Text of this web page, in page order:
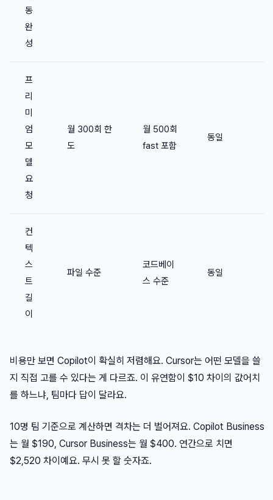
동
완
성
프
리
미
엄
모
델
요
청
월 300회 한
도
월 500회
fast 포함
동일
컨
텍
스
트
길
이
파일 수준
코드베이
스 수준
동일
비용만 보면 Copilot이 확실히 저렴해요. Cursor는 어떤 모델을 쓸
지 직접 고를 수 있다는 게 다르죠. 이 유연함이 $10 차이의 값어치
를 하느냐, 팀마다 답이 달라요.
10명 팀 기준으로 계산하면 격차는 더 벌어져요. Copilot Business
는 월 $190, Cursor Business는 월 $400. 연간으로 치면
$2,520 차이예요. 무시 못 할 숫자죠.